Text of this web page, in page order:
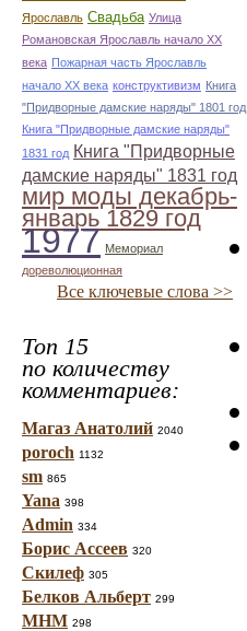
Ярославль Свадьба Улица
Романовская Ярославль начало ХХ
века Пожарная часть Ярославль
начало ХХ века конструктивизм Книга
"Придворные дамские наряды" 1801 год
Книга "Придворные дамские наряды"
1831 год Книга "Придворные
дамские наряды" 1831 год
мир моды декабрь-
январь 1829 год
1977 Мемориал
дореволюционная
Все ключевые слова >>
Топ 15
по количеству
комментариев:
Магаз Анатолий 2040
poroch 1132
sm 865
Yana 398
Admin 334
Борис Ассеев 320
Скилеф 305
Белков Альберт 299
МНМ 298